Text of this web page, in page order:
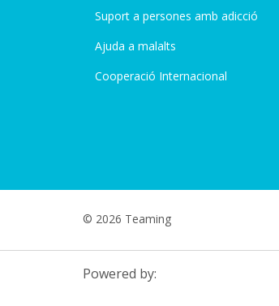
Suport a persones amb adicció
Ajuda a malalts
Cooperació Internacional
© 2026 Teaming
Powered by: